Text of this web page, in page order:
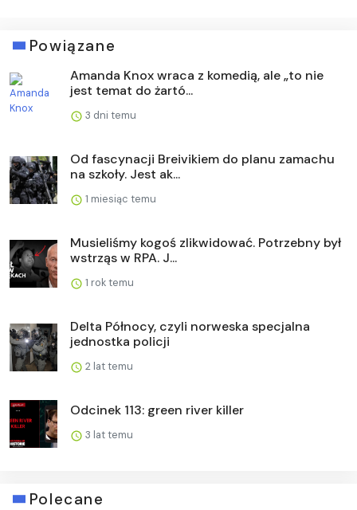
Powiązane
Amanda Knox wraca z komedią, ale „to nie
jest temat do żartó...
3 dni temu
Od fascynacji Breivikiem do planu zamachu
na szkoły. Jest ak...
1 miesiąc temu
Musieliśmy kogoś zlikwidować. Potrzebny był
wstrząs w RPA. J...
1 rok temu
Delta Północy, czyli norweska specjalna
jednostka policji
2 lat temu
Odcinek 113: green river killer
3 lat temu
Polecane